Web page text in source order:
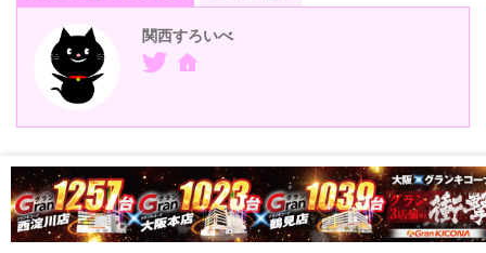
関西すろいべ
- 大阪結果記事,
熱熱結果
-9のつく日,キコーナ野田南店,グランドオープン,グランドオープン
期間,大阪府